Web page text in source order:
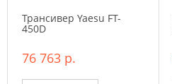
Трансивер Yaesu FT-
450D
76 763 р.